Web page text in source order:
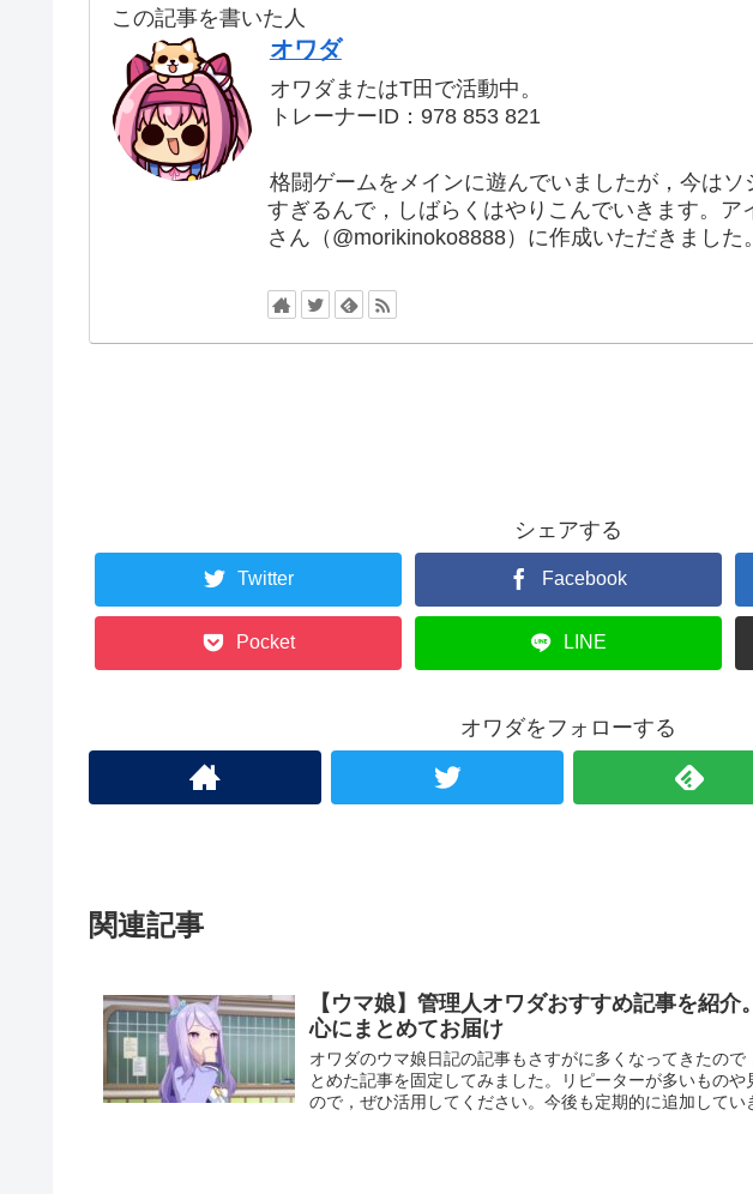
この記事を書いた人
オワダ
オワダまたはT田で活動中。
トレーナーID：978 853 821
格闘ゲームをメインに遊んでいましたが，今はソ
すぎるんで，しばらくはやりこんでいきます。ア
さん（@morikinoko8888）に作成いただきました。
シェアする
Twitter Facebook
Pocket LINE
オワダをフォローする
関連記事
【ウマ娘】管理人オワダおすすめ記事を紹
心にまとめてお届け
オワダのウマ娘日記の記事もさすがに多くなってきたの
とめた記事を固定してみました。リピーターが多いもの
ので，ぜひ活用してください。今後も定期的に追加してい